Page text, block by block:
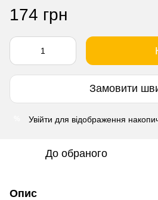
174 грн
Замовити
Увійти для відображення
До обраного
Опис